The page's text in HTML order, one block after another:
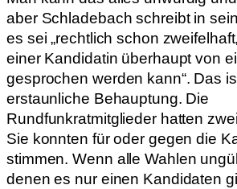
aber Schladebach schreibt in
es sei „rechtlich schon
einer Kandidatin überhaupt von
gesprochen werden kann“. Das
erstaunliche Behauptung. Die
Rundfunkratmitglieder hatten
Sie konnten für oder gegen die
stimmen. Wenn alle Wahlen
denen es nur einen Kandidaten